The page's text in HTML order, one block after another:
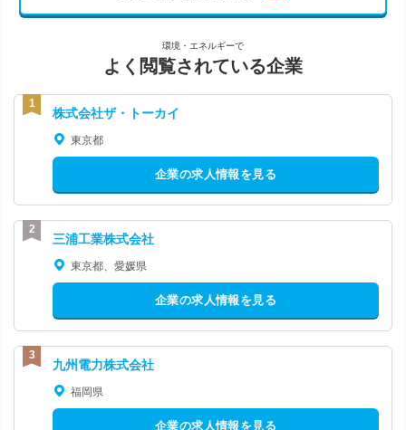
環境・エネルギーで
よく閲覧されている企業
株式会社ザ・トーカイ
東京都
企業の求人情報を見る
三浦工業株式会社
東京都、愛媛県
企業の求人情報を見る
九州電力株式会社
福岡県
企業の求人情報を見る